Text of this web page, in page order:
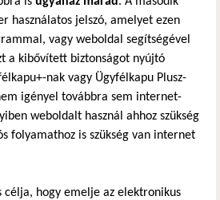
használatos jelszó, amelyet ezen
vagy weboldal segítségével
a kibővített biztonságot nyújtó
nak vagy Ügyfélkapu Plusz-
igényel továbbra sem internet-
weboldalt használ ahhoz szükség
folyamathoz is szükség van internet
célja, hogy emelje az elektronikus